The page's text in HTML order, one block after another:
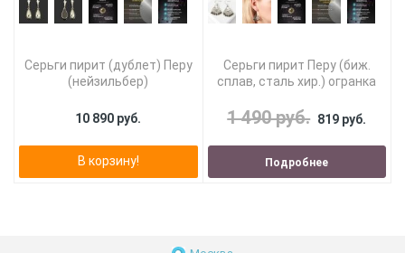
Серьги пирит (дублет) Перу
(нейзильбер)
10 890 руб.
В корзину!
Серьги пирит Перу (биж.
сплав, сталь хир.) огранка
1 490 руб. 819 руб.
Подробнее